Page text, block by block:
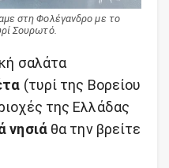
στη Φολέγανδρο με το
Σουρωτό.
σαλάτα
(τυρί της Βορείου
της Ελλάδας
νησιάθα την βρείτε